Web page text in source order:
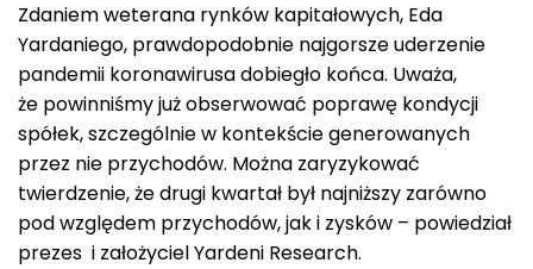
Zdaniem weterana rynków kapitałowych, Eda
Yardaniego, prawdopodobnie najgorsze uderzenie
pandemii koronawirusa dobiegło końca. Uważa,
że powinniśmy już obserwować poprawę kondycji
spółek, szczególnie w kontekście generowanych
przez nie przychodów. Można zaryzykować
twierdzenie, że drugi kwartał był najniższy zarówno
pod względem przychodów, jak i zysków – powiedział
prezes i założyciel Yardeni Research.